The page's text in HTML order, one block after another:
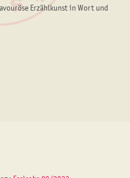
Erzählkunst in Wort und